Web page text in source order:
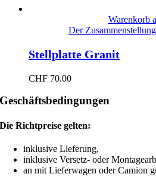
Warenkorb
Der
Stellplatte Granit
CHF 70.00
Geschäftsbedingungen
Die Richtpreise gelten:
inklusive Lieferung,
inklusive Versetz- oder
an mit Lieferwagen oder Camion